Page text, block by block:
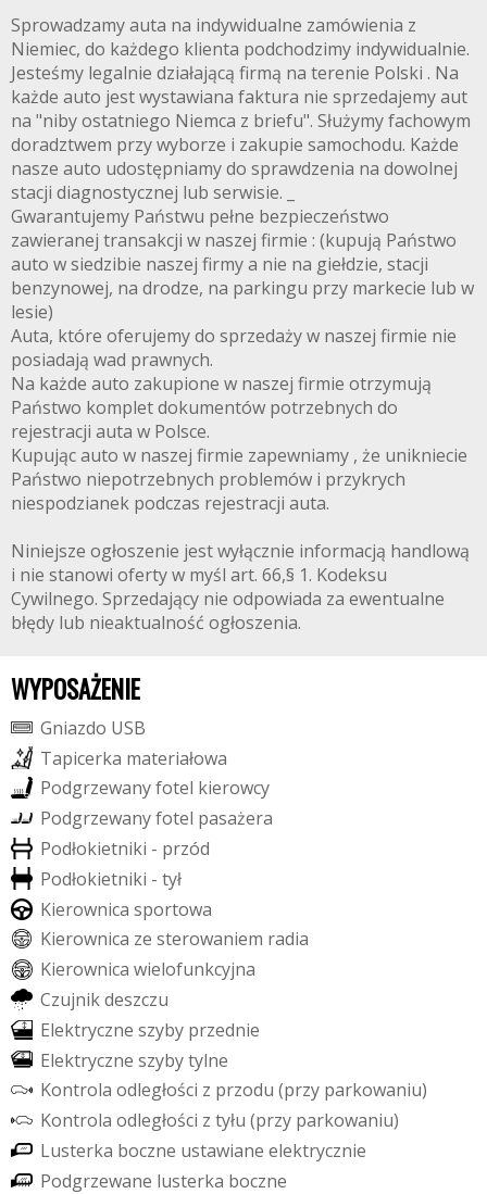
Sprowadzamy auta na indywidualne zamówienia z
Niemiec, do każdego klienta podchodzimy indywidualnie.
Jesteśmy legalnie działającą firmą na terenie Polski . Na
każde auto jest wystawiana faktura nie sprzedajemy aut
na "niby ostatniego Niemca z briefu". Służymy fachowym
doradztwem przy wyborze i zakupie samochodu. Każde
nasze auto udostępniamy do sprawdzenia na dowolnej
stacji diagnostycznej lub serwisie. _
Gwarantujemy Państwu pełne bezpieczeństwo
zawieranej transakcji w naszej firmie : (kupują Państwo
auto w siedzibie naszej firmy a nie na giełdzie, stacji
benzynowej, na drodze, na parkingu przy markecie lub w
lesie)
Auta, które oferujemy do sprzedaży w naszej firmie nie
posiadają wad prawnych.
Na każde auto zakupione w naszej firmie otrzymują
Państwo komplet dokumentów potrzebnych do
rejestracji auta w Polsce.
Kupując auto w naszej firmie zapewniamy , że unikniecie
Państwo niepotrzebnych problemów i przykrych
niespodzianek podczas rejestracji auta.
Niniejsze ogłoszenie jest wyłącznie informacją handlową
i nie stanowi oferty w myśl art. 66,§ 1. Kodeksu
Cywilnego. Sprzedający nie odpowiada za ewentualne
błędy lub nieaktualność ogłoszenia.
WYPOSAŻENIE
Gniazdo USB
Tapicerka materiałowa
Podgrzewanyfotel kierowcy
Podgrzewanyfotel pasażera
Podłokietniki - przód
Podłokietniki - tył
Kierownica sportowa
Kierownica ze sterowaniem radia
Kierownica wielofunkcyjna
Czujnikdeszczu
Elektryczne szyby przednie
Elektryczne szybytylne
Kontrola odległości z przodu (przy parkowaniu)
Kontrola odległości z tyłu (przy parkowaniu)
Lusterka boczne ustawiane elektrycznie
Podgrzewane lusterka boczne